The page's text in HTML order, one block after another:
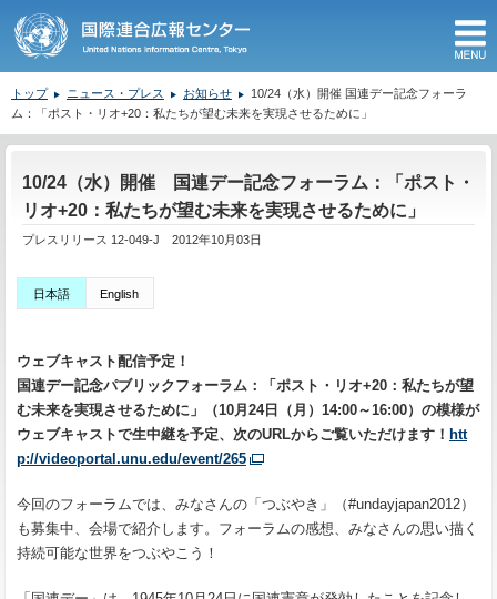
トップ ニュース・プレス お知らせ
10/24（水）開催 国連デー記念フォーラ
ム：「ポスト・リオ+20：私たちが望む未来を実現させるために」
10/24（水）開催 国連デー記念フォーラム：「ポスト・
リオ+20：私たちが望む未来を実現させるために」
プレスリリース 12-049-J 2012年10月03日
日本語 English
ウェブキャスト配信予定！
国連デー記念パブリックフォーラム：「ポスト・リオ+20：私たちが望
む未来を実現させるために」（10月24日（月）14:00～16:00）の模様が
ウェブキャストで生中継を予定、次のURLからご覧いただけます！ htt
p://videoportal.unu.edu/event/265
今回のフォーラムでは、みなさんの「つぶやき」（#undayjapan2012）
も募集中、会場で紹介します。フォーラムの感想、みなさんの思い描く
持続可能な世界をつぶやこう！